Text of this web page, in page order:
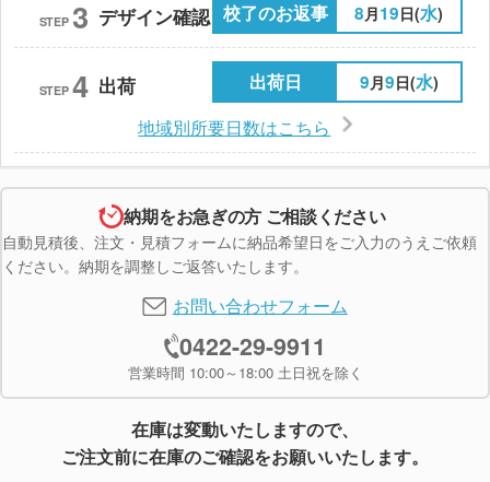
STEP 3 デザイン確認 校了のお返事 8月19日(水)
STEP 4 出荷 出荷日 9月9日(水)
地域別所要日数はこちら
納期をお急ぎの方 ご相談ください
自動見積後、注文・見積フォームに納品希望日をご入力のうえご依頼
ください。納期を調整しご返答いたします。
お問い合わせフォーム
0422-29-9911
営業時間 10:00～18:00 土日祝を除く
在庫は変動いたしますので、
ご注文前に在庫のご確認をお願いいたします。